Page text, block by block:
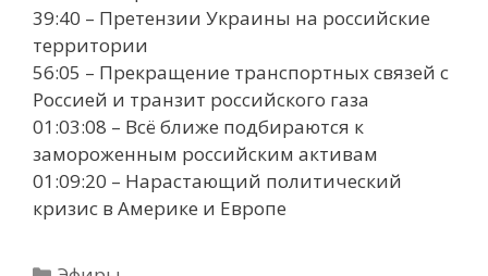
39:40 – Претензии Украины на российские
территории
56:05 – Прекращение транспортных связей с
Россией и транзит российского газа
01:03:08 – Всё ближе подбираются к
замороженным российским активам
01:09:20 – Нарастающий политический
кризис в Америке и Европе